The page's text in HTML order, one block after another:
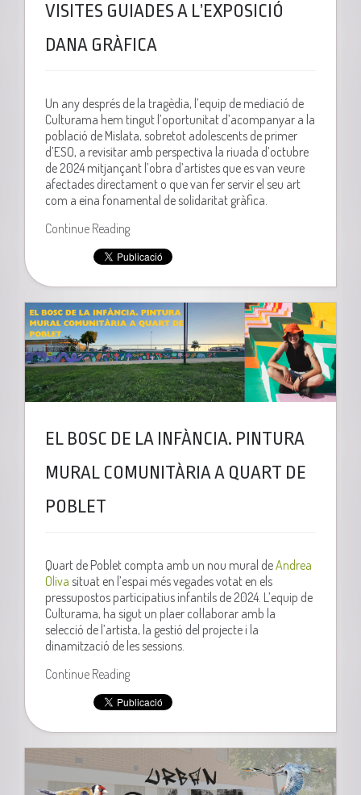
VISITES GUIADES A L’EXPOSICIÓ
DANA GRÀFICA
Un any després de la tragèdia, l’equip de mediació de
Culturama hem tingut l’oportunitat d’acompanyar a la
població de Mislata, sobretot adolescents de primer
d’ESO, a revisitar amb perspectiva la riuada d’octubre
de 2024 mitjançant l’obra d’artistes que es van veure
afectades directament o que van fer servir el seu art
com a eina fonamental de solidaritat gràfica.
Continue Reading
EL BOSC DE LA INFÀNCIA. PINTURA
MURAL COMUNITÀRIA A QUART DE
POBLET
Quart de Poblet compta amb un nou mural deAndrea
Oliva situat en l’espai més vegades votat en els
pressupostos participatius infantils de 2024. L’equip de
Culturama, ha sigut un plaer col·laborar amb la
selecció de l’artista, la gestió del projecte i la
dinamització de les sessions.
Continue Reading